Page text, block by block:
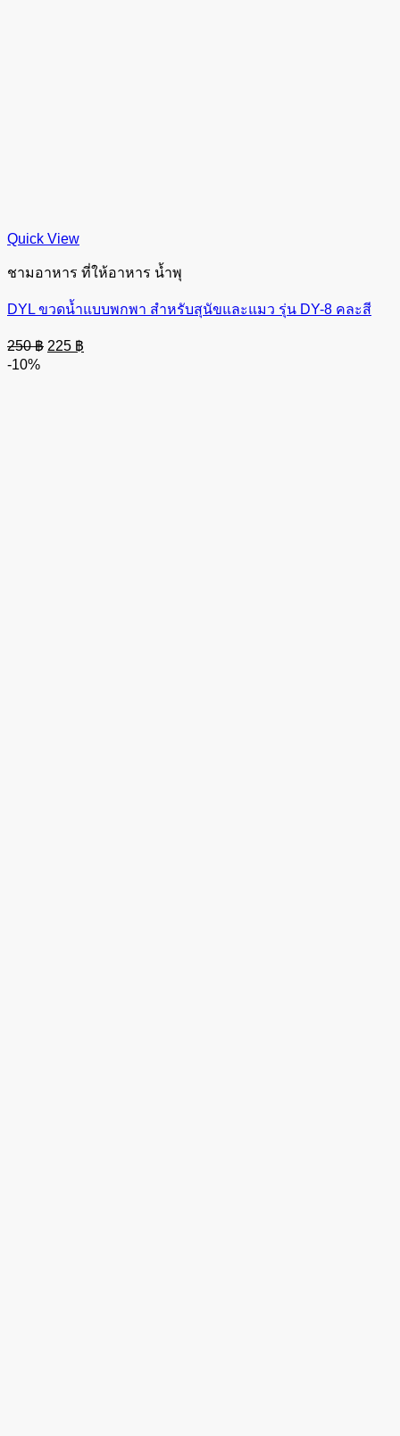
Quick View
ชามอาหาร ที่ให้อาหาร น้ำพุ
DYL ขวดน้ำแบบพกพา สำหรับสุนัขและแมว รุ่น DY-8 คละสี
250฿ Original
price
225 ฿
price
-10%